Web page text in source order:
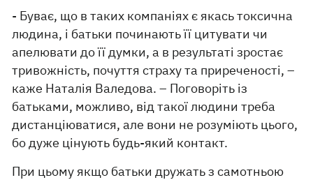
- Буває, що в таких компаніях є якась токсична
людина, і батьки починають її цитувати чи
апелювати до її думки, а в результаті зростає
тривожність, почуття страху та приреченості, –
каже Наталія Валедова. – Поговоріть із
батьками, можливо, від такої людини треба
дистанціюватися, але вони не розуміють цього,
бо дуже цінують будь-який контакт.
При цьому якщо батьки дружать з самотньою